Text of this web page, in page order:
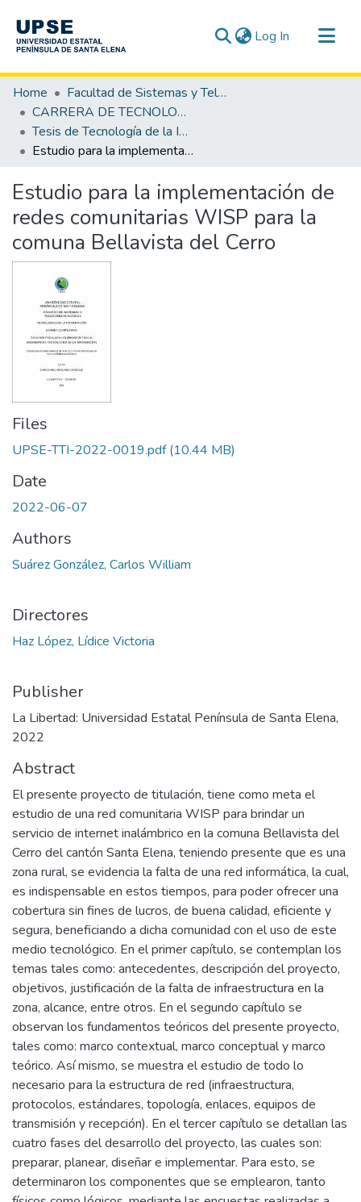
Log In (current)
Communities & Collections
All of DSpace
Statistics
Home
Facultad de Sistemas y Telecomunicaciones
CARRERA DE TECNOLOGÍA DE LA INFORMACIÓN
Tesis de Tecnología de la Información
Estudio para la implementación de redes comunitarias WISP para la comuna Bellavista del Cerro
Estudio para la implementación de
redes comunitarias WISP para la
comuna Bellavista del Cerro
Files
UPSE-TTI-2022-0019.pdf(10.44 MB)
Date
2022-06-07
Authors
Suárez González, Carlos William
Directores
Haz López, Lídice Victoria
Publisher
La Libertad: Universidad Estatal Península de Santa Elena,
2022
Abstract
El presente proyecto de titulación, tiene como meta el
estudio de una red comunitaria WISP para brindar un
servicio de internet inalámbrico en la comuna Bellavista del
Cerro del cantón Santa Elena, teniendo presente que es una
zona rural, se evidencia la falta de una red informática, la cual,
es indispensable en estos tiempos, para poder ofrecer una
cobertura sin fines de lucros, de buena calidad, eficiente y
segura, beneficiando a dicha comunidad con el uso de este
medio tecnológico. En el primer capítulo, se contemplan los
temas tales como: antecedentes, descripción del proyecto,
objetivos, justificación de la falta de infraestructura en la
zona, alcance, entre otros. En el segundo capítulo se
observan los fundamentos teóricos del presente proyecto,
tales como: marco contextual, marco conceptual y marco
teórico. Así mismo, se muestra el estudio de todo lo
necesario para la estructura de red (infraestructura,
protocolos, estándares, topología, enlaces, equipos de
transmisión y recepción). En el tercer capítulo se detallan las
cuatro fases del desarrollo del proyecto, las cuales son:
preparar, planear, diseñar e implementar. Para esto, se
determinaron los componentes que se emplearon, tanto